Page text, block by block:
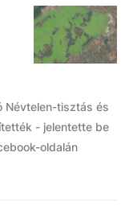
Névtelen-tisztás és
- jelentette be
oldalán